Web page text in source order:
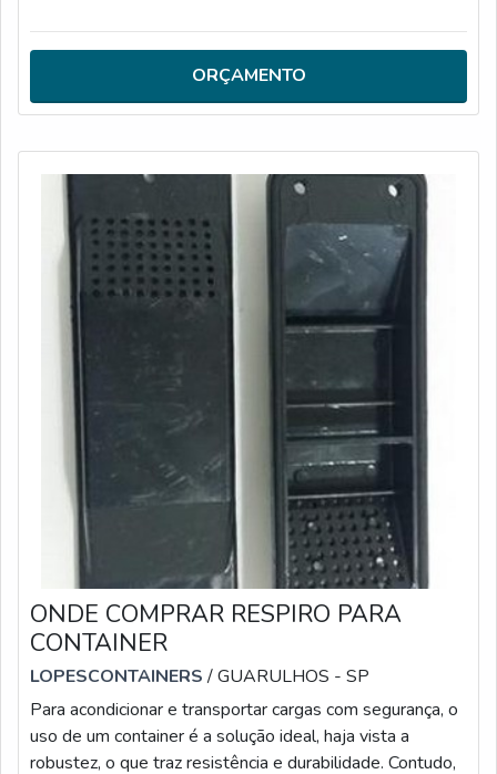
rolamento; Dobradiças de encaixe; Entre outras.Para
adquirir um produto de qualidade, é essencial contar com
uma empresa especializada no ramo, assim,
ORÇAMENTO
ONDE COMPRAR RESPIRO PARA
CONTAINER
LOPESCONTAINERS/ GUARULHOS - SP
Para acondicionar e transportar cargas com segurança, o
uso de um container é a solução ideal, haja vista a
robustez, o que traz resistência e durabilidade. Contudo,